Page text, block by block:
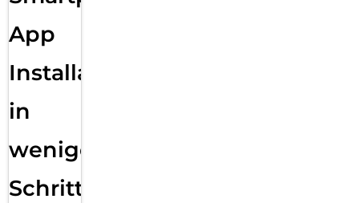
App
Installation
in
wenigen
Schritten